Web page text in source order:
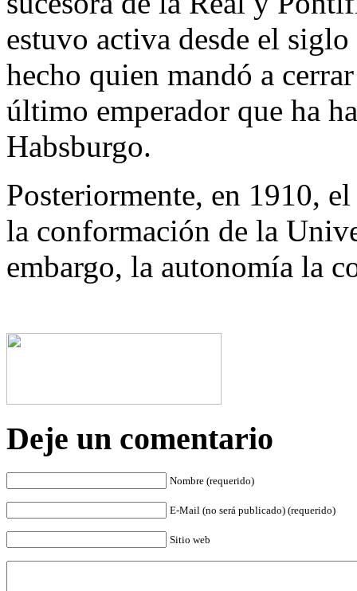
estuvo activa desde el
hecho quien mandó a
último emperador que ha
Habsburgo.
Posteriormente, en 1910,
la conformación de la
embargo, la autonomía la
Deje un comentario
Nombre (requerido)
E-Mail (no será publicado) (requerido)
Sitio web